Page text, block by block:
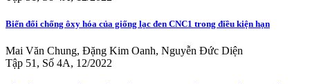
Biến đổi chống ôxy hóa của giống lạc đen CNC1 trong điều kiện hạn
Mai Văn Chung, Đặng Kim Oanh, Nguyễn Đức Diện
Tập 51, Số 4A, 12/2022